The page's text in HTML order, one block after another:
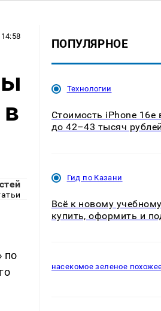
по
ПОПУЛЯРНОЕ
Технологии
Стоимость iPhone 16e
до 42–43 тысяч рублей
Гид по Казани
Всё к новому
купить, оформить и
насекомое зеленое